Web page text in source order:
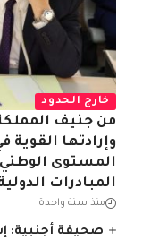
خارج الحدود
من جنيف المملكة
وإرادتها
المستوى الوطني
المبادرات
منذ سنة واحدة
صحيفة أجنبية: